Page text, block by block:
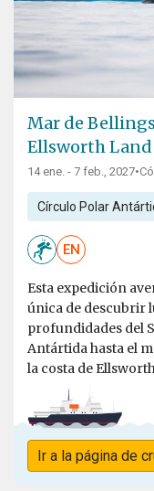
Mar de
Ellsworth
14 ene. - 7 feb., 2027•
Círculo Polar
EN
Esta expedición
única de descubrir
profundidades del
Antártida hasta el
la costa de
Ir a la página de